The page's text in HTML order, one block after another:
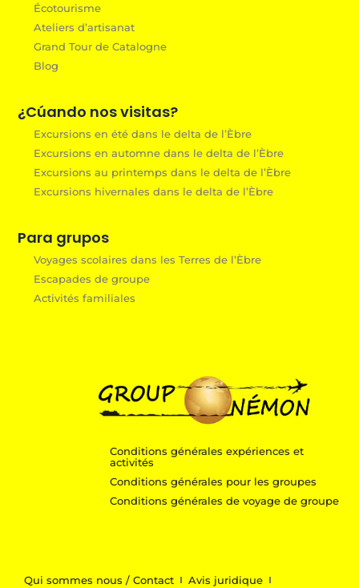
Écotourisme
Ateliers d’artisanat
Grand Tour de Catalogne
Blog
¿Cúando nos visitas?
Excursions en été dans le delta de l’Èbre
Excursions en automne dans le delta de l’Èbre
Excursions au printemps dans le delta de l’Èbre
Excursions hivernales dans le delta de l’Èbre
Para grupos
Voyages scolaires dans les Terres de l’Èbre
Escapades de groupe
Activités familiales
Conditions générales expériences et
activités
Conditions générales pour les groupes
Conditions générales de voyage de groupe
Qui sommes nous / Contact Avis juridique